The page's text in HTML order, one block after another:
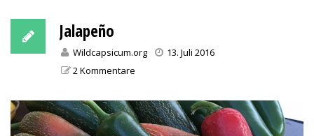
Jalapeño
Wildcapsicum.org
13. Juli 2016
2 Kommentare